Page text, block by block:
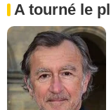
A tourné le